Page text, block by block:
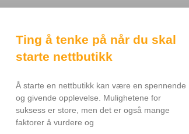
Ting å tenke på når du skal
starte nettbutikk
Å starte en nettbutikk kan være en spennende
og givende opplevelse. Mulighetene for
suksess er store, men det er også mange
faktorer å vurdere og